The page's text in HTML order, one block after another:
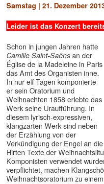
Samstag | 21. Dezember
Leider ist das Konzert
Schon in jungen Jahren hatte
Camille Saint-Saëns an der
Église de la Madeleine in Paris
das Amt des Organisten inne.
In nur elf Tagen komponierte
er sein Oratorium und
Weihnachten 1858 erlebte das
Werk seine Uraufführung. In
diesem lyrisch-expressiven,
klangzarten Werk sind neben
der Erzählung von der
Verkündigung der Engel an die
Hirten Texte der
Komponisten verwendet
verpflichtet, machen
Weihnachtsoratorium zu